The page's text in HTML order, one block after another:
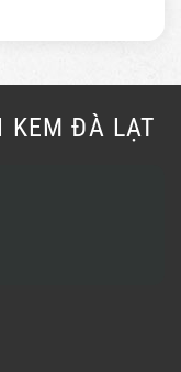
KEM ĐÀ LẠT